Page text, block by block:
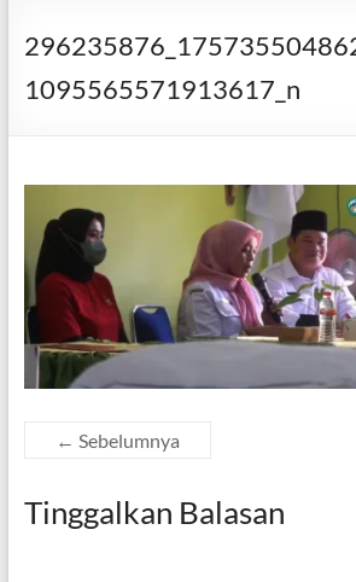
1095565571913617_n
← Sebelumnya
Tinggalkan Balasan